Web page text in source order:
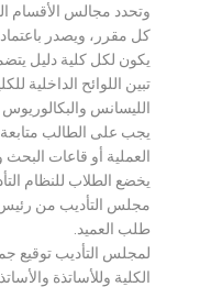
وتحدد مجالس الأقسام
كل مقرر، ويصدر
يكون لكل كلية دليل
تبين اللوائح الداخلية
الليسانس والبكالوريوس
يجب على الطالب
العملية أو قاعات البحث
يخضع الطلاب للنظام
مجلس التأديب من رئيس
طلب العميد.
لمجلس التأديب توقيع
الكلية وللأساتذة